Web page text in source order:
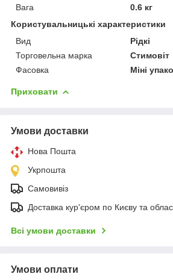
Вага
0.6 кг
Користувальницькі характеристики
Вид
Рідкі
Торговельна марка
Стимовіт
Фасовка
Міні
Приховати
Умови доставки
Нова Пошта
Укрпошта
Самовивіз
Доставка кур'єром по Києву та
Всі умови доставки
Умови оплати